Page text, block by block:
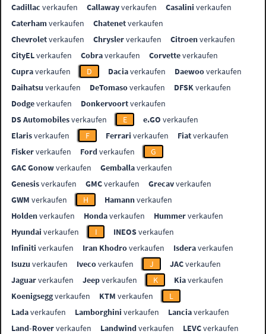
Cadillac verkaufen Callawayverkaufen Casalini verkaufen
Caterhamverkaufen Chatenetverkaufen
Chevroletverkaufen Chryslerverkaufen Citroenverkaufen
CityELverkaufen Cobraverkaufen Corvetteverkaufen
Cupraverkaufen D Daciaverkaufen Daewooverkaufen
Daihatsu verkaufen DeTomasoverkaufen DFSKverkaufen
Dodgeverkaufen Donkervoortverkaufen
DS Automobilesverkaufen E e.GO verkaufen
Elarisverkaufen F Ferrari verkaufen Fiatverkaufen
Fiskerverkaufen Fordverkaufen
G
GAC Gonowverkaufen Gemballaverkaufen
Genesisverkaufen GMCverkaufen Grecavverkaufen
GWM verkaufen H Hamannverkaufen
Holdenverkaufen Hondaverkaufen Hummerverkaufen
Hyundai verkaufen I INEOSverkaufen
Infiniti verkaufen Iran Khodroverkaufen Isderaverkaufen
Isuzu verkaufen Ivecoverkaufen J JACverkaufen
Jaguarverkaufen Jeepverkaufen K Kiaverkaufen
Koenigseggverkaufen KTM verkaufen
L
Ladaverkaufen Lamborghini verkaufen Lanciaverkaufen
Land-Roververkaufen Landwindverkaufen LEVCverkaufen